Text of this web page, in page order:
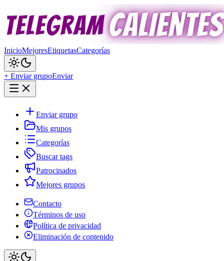
InicioMejoresEtiquetasCategorías
+ Enviar grupoEnviar
Enviar grupo
Mis grupos
Categorías
Buscar tags
Patrocinados
Mejores grupos
Contacto
Términos de uso
Política de privacidad
Eliminación de contenido